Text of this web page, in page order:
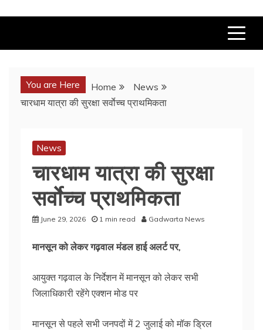
You are Here Home
News
चारधाम यात्रा की सुरक्षा सर्वाेच्च प्राथमिकता
News
चारधाम यात्रा की सुरक्षा
सर्वाेच्च प्राथमिकता
June 29, 2026 1 min read Gadwarta News
मानसून को लेकर गढ़वाल मंडल हाई अलर्ट पर,
आयुक्त गढ़वाल के निर्देशन में मानसून को लेकर सभी
जिलाधिकारी रहेंगे एक्शन मोड पर
मानसून से पहले सभी जनपदों में 2 जुलाई को मॉक ड्रिल